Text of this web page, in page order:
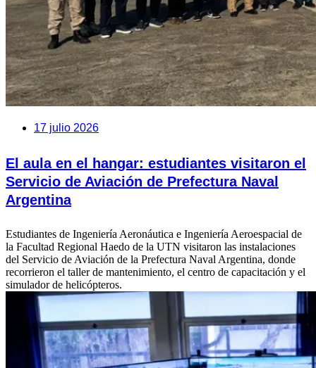
17 julio 2026
El aula en el hangar: estudiantes visitaron el
Servicio de Aviación de Prefectura Naval
Argentina
Estudiantes de Ingeniería Aeronáutica e Ingeniería Aeroespacial de
la Facultad Regional Haedo de la UTN visitaron las instalaciones
del Servicio de Aviación de la Prefectura Naval Argentina, donde
recorrieron el taller de mantenimiento, el centro de capacitación y el
simulador de helicópteros.